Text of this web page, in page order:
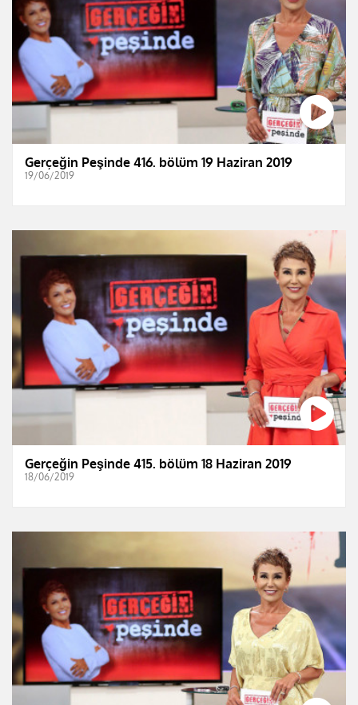
Gerçeğin Peşinde 416. bölüm 19 Haziran 2019
19/06/2019
Gerçeğin Peşinde 415. bölüm 18 Haziran 2019
18/06/2019